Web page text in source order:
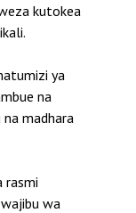
kutokea
ya
na
madhara
rasmi
wa